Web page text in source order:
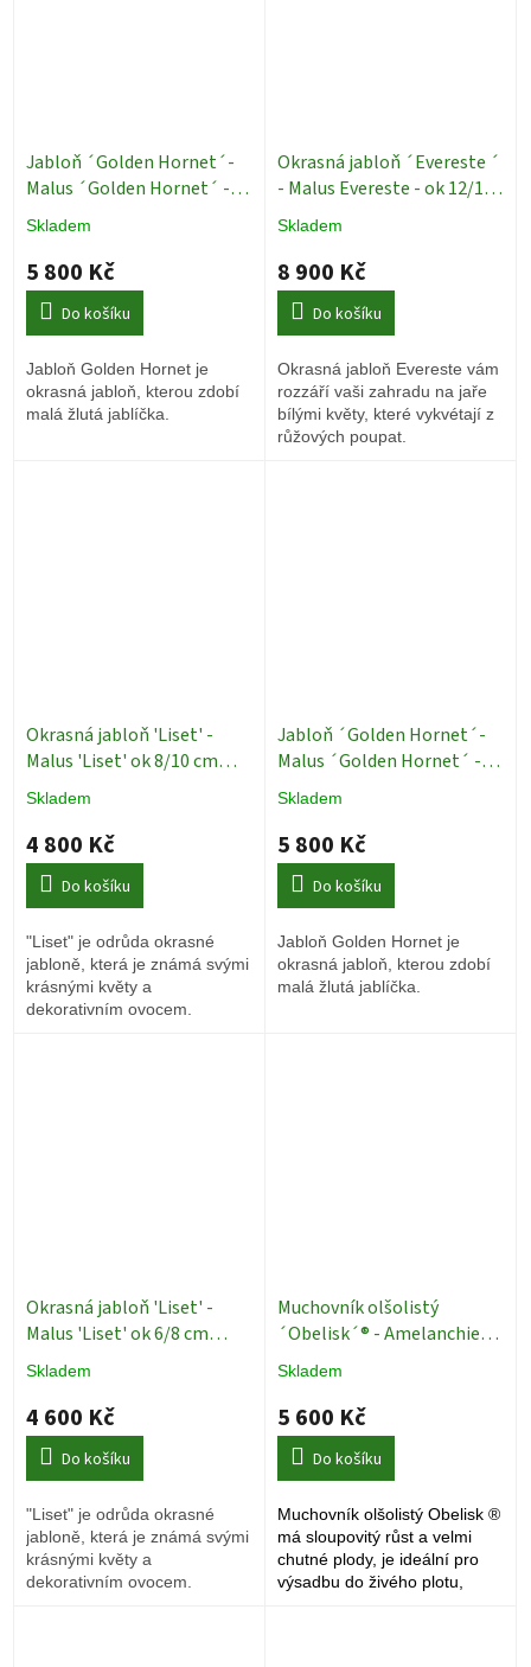
Jabloň ´Golden Hornet´-
Malus ´Golden Hornet´ -
ok 8/10 cm
Skladem
5 800 Kč
Do košíku
Jabloň Golden Hornet je
okrasná jabloň, kterou zdobí
malá žlutá jablíčka.
Okrasná jabloň ´Evereste ´
- Malus Evereste - ok 12/14
okrasné ovocné stromy
Skladem
8 900 Kč
Do košíku
Okrasná jabloň Evereste vám
rozzáří vaši zahradu na jaře
bílými květy, které vykvétají z
růžových poupat.
Okrasná jabloň 'Liset' -
Malus 'Liset' ok 8/10 cm
Okrasné stromy
Skladem
4 800 Kč
Do košíku
"Liset" je odrůda okrasné
jabloně, která je známá svými
krásnými květy a
dekorativním ovocem.
Jabloň ´Golden Hornet´-
Malus ´Golden Hornet´ -
ok 10/12 cm
Skladem
5 800 Kč
Do košíku
Jabloň Golden Hornet je
okrasná jabloň, kterou zdobí
malá žlutá jablíčka.
Okrasná jabloň 'Liset' -
Malus 'Liset' ok 6/8 cm
Malus 'Liset'
Skladem
4 600 Kč
Do košíku
"Liset" je odrůda okrasné
jabloně, která je známá svými
krásnými květy a
dekorativním ovocem.
Muchovník olšolistý
´Obelisk´® - Amelanchier
alnifolia - 180 cm vicekmen
Skladem
5 600 Kč
Do košíku
Muchovník olšolistý Obelisk ®
má sloupovitý růst a velmi
chutné plody, je ideální pro
výsadbu do živého plotu,